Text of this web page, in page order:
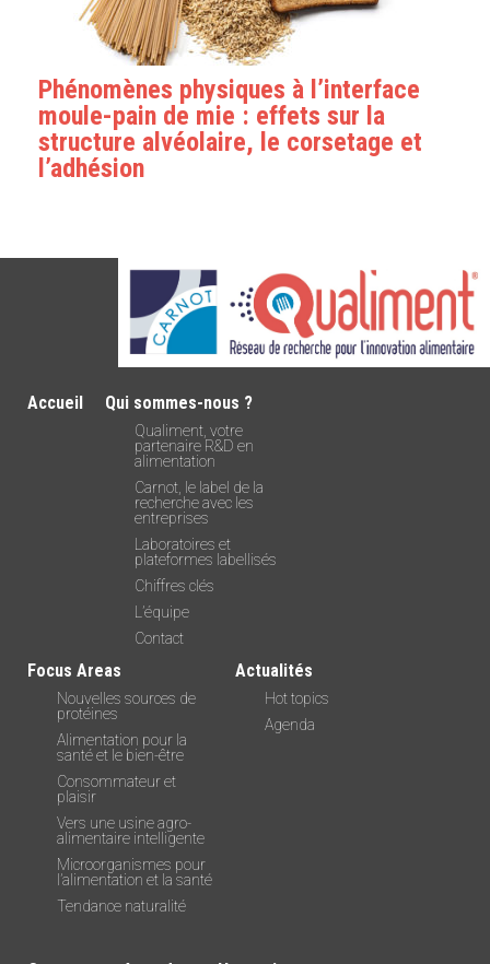
Phénomènes physiques à l’interface
moule-pain de mie : effets sur la
structure alvéolaire, le corsetage et
l’adhésion
Accueil Qui sommes-nous ?
Qualiment, votre
partenaire R&D en
alimentation
Carnot, le label de la
recherche avec les
entreprises
Laboratoires et
plateformes labellisés
Chiffres clés
L’équipe
Contact
Focus Areas
Nouvelles sources de
protéines
Alimentation pour la
santé et le bien-être
Consommateur et
plaisir
Vers une usine agro-
alimentaire intelligente
Microorganismes pour
l’alimentation et la santé
Tendance naturalité
Actualités
Hot topics
Agenda